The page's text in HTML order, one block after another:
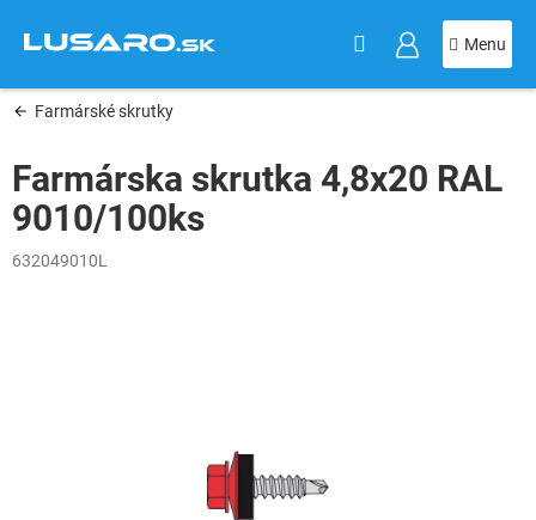
obsah
Farmárské skrutky
Farmárska skrutka 4,8x20 RAL
9010/100ks
632049010L